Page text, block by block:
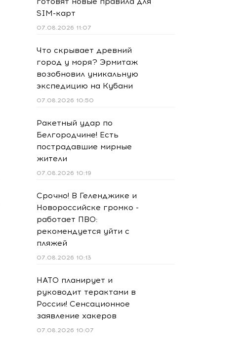
SIM-карт
07.08.2026 11:07
Что скрывает древний
город у моря? Эрмитаж
возобновил уникальную
экспедицию на Кубани
07.08.2026 10:50
Ракетный удар по
Белгородчине! Есть
пострадавшие мирные
жители
07.08.2026 10:19
Срочно! В Геленджике и
Новороссийске громко -
работает ПВО:
рекомендуется уйти с
пляжей
07.08.2026 10:13
НАТО планирует и
руководит терактами в
России! Сенсационное
заявление хакеров
07.08.2026 10:07